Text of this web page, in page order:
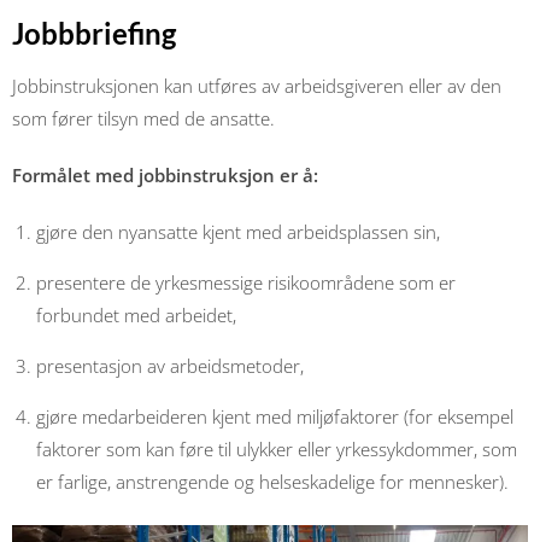
Jobbbriefing
Jobbinstruksjonen kan utføres av arbeidsgiveren eller av den
som fører tilsyn med de ansatte.
Formålet med jobbinstruksjon er å:
gjøre den nyansatte kjent med arbeidsplassen sin,
presentere de yrkesmessige risikoområdene som er
forbundet med arbeidet,
presentasjon av arbeidsmetoder,
gjøre medarbeideren kjent med miljøfaktorer (for eksempel
faktorer som kan føre til ulykker eller yrkessykdommer, som
er farlige, anstrengende og helseskadelige for mennesker).